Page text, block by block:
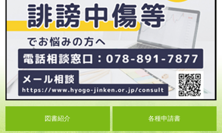
図書紹介 各種申請書